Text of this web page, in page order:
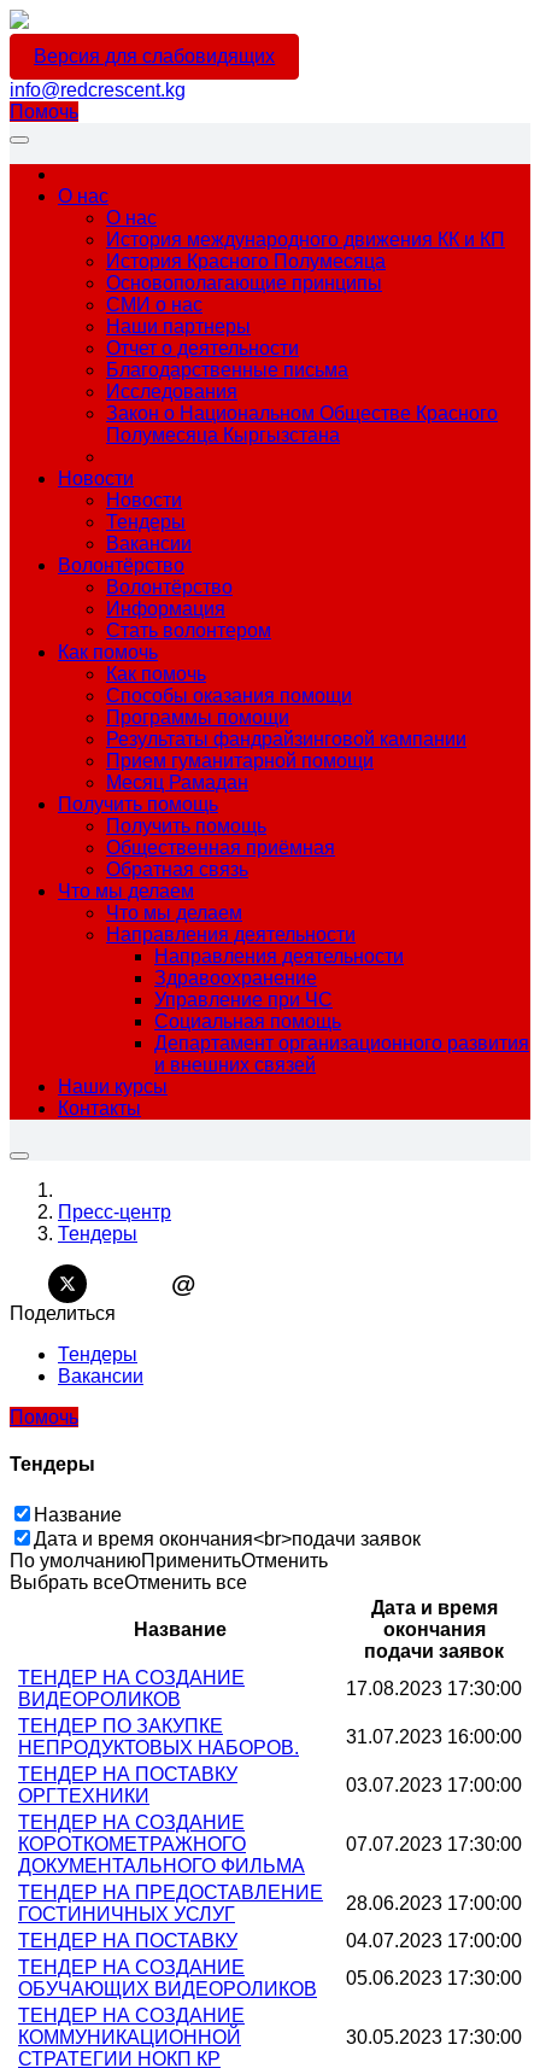
Версия для слабовидящих
info@redcrescent.kg
Помочь
О нас
О нас
История международного движения КК и КП
История Красного Полумесяца
Основополагающие принципы
СМИ о нас
Наши партнеры
Отчет о деятельности
Благодарственные письма
Исследования
Закон о Национальном Обществе Красного
Полумесяца Кыргызстана
Новости
Новости
Тендеры
Вакансии
Волонтёрство
Волонтёрство
Информация
Стать волонтером
Как помочь
Как помочь
Способы оказания помощи
Программы помощи
Результаты фандрайзинговой кампании
Прием гуманитарной помощи
Месяц Рамадан
Получить помощь
Получить помощь
Общественная приёмная
Обратная связь
Что мы делаем
Что мы делаем
Направления деятельности
Направления деятельности
Здравоохранение
Управление при ЧС
Социальная помощь
Департамент организационного развития
и внешних связей
Наши курсы
Контакты
Пресс-центр
Тендеры
@
Поделиться
Тендеры
Вакансии
Помочь
Тендеры
Название
Дата и время окончания<br>подачи заявок
По умолчаниюПрименитьОтменить
Выбрать всеОтменить все
Название
Дата и время
окончания
подачи заявок
ТЕНДЕР НА СОЗДАНИЕ
ВИДЕОРОЛИКОВ
17.08.2023 17:30:00
ТЕНДЕР ПО ЗАКУПКЕ
НЕПРОДУКТОВЫХ НАБОРОВ.
31.07.2023 16:00:00
ТЕНДЕР НА ПОСТАВКУ
ОРГТЕХНИКИ
03.07.2023 17:00:00
ТЕНДЕР НА СОЗДАНИЕ
КОРОТКОМЕТРАЖНОГО
ДОКУМЕНТАЛЬНОГО ФИЛЬМА
07.07.2023 17:30:00
ТЕНДЕР НА ПРЕДОСТАВЛЕНИЕ
ГОСТИНИЧНЫХ УСЛУГ
28.06.2023 17:00:00
ТЕНДЕР НА ПОСТАВКУ
04.07.2023 17:00:00
ТЕНДЕР НА СОЗДАНИЕ
ОБУЧАЮЩИХ ВИДЕОРОЛИКОВ
05.06.2023 17:30:00
ТЕНДЕР НА СОЗДАНИЕ
КОММУНИКАЦИОННОЙ
СТРАТЕГИИ НОКП КР
30.05.2023 17:30:00